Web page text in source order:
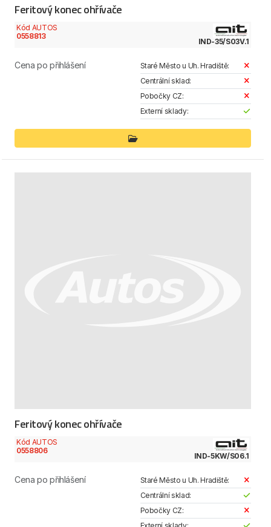
Feritový konec ohřívače
Kód AUTOS
0558813
IND-35/S03V.1
Cena po přihlášení
Staré Město u Uh. Hradiště:
Centrální sklad:
Pobočky CZ:
Externí sklady:
Feritový konec ohřívače
Kód AUTOS
0558806
IND-5KW/S06.1
Cena po přihlášení
Staré Město u Uh. Hradiště:
Centrální sklad:
Pobočky CZ: